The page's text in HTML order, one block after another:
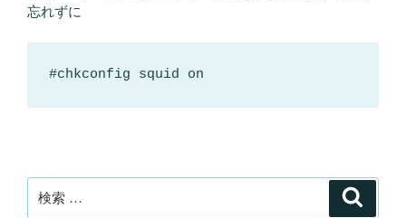
忘れずに
#chkconfig squid on
索: